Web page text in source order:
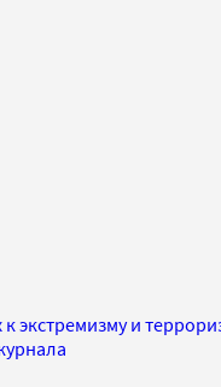
экстремизму и